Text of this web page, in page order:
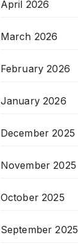
April 2026
March 2026
February 2026
January 2026
December 2025
November 2025
October 2025
September 2025